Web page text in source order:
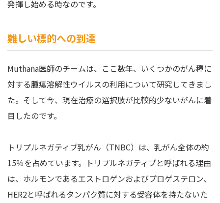
発揮し始める時なのです。
難しい標的への到達
Muthana医師のチームは、ここ数年、いくつかのがん種に
対する腫瘍溶解性ウイルスの利用について研究してきまし
た。そして今、現在治療の選択肢が比較的少ないがんに着
目したのです。
トリプルネガティブ乳がん（TNBC）は、乳がん全体の約
15％を占めています。トリプルネガティブと呼ばれる理由
は、ホルモンであるエストロゲンおよびプロゲステロン、
HER2と呼ばれるタンパク質に対する受容体を持たないた